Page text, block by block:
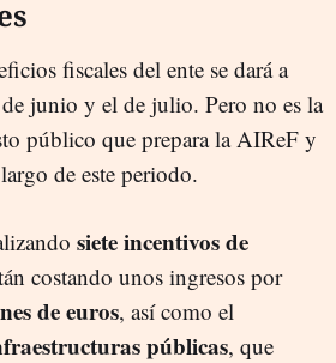
fiscales del ente se dará a
junio y el de julio. Pero no es la
público que prepara la AIReF y
de este periodo.
siete incentivos de
costando unos ingresos por
de euros, así como el
públicas, que